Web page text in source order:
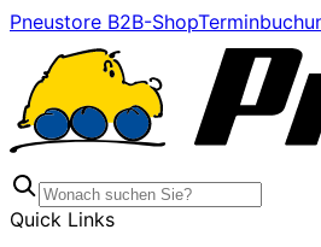
Pneustore B2B-Shop
Quick Links